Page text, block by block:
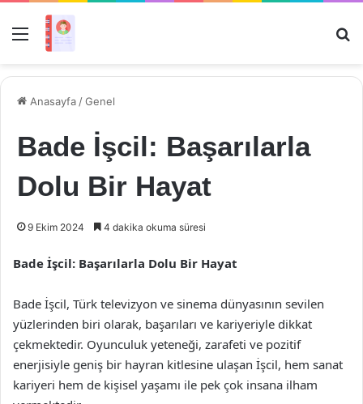
Menü
Anasayfa /Genel
Bade İşcil: Başarılarla
Dolu Bir Hayat
9 Ekim 2024 4 dakika okuma süresi
Bade İşcil: Başarılarla Dolu Bir Hayat
Bade İşcil, Türk televizyon ve sinema dünyasının sevilen
yüzlerinden biri olarak, başarıları ve kariyeriyle dikkat
çekmektedir. Oyunculuk yeteneği, zarafeti ve pozitif
enerjisiyle geniş bir hayran kitlesine ulaşan İşcil, hem sanat
kariyeri hem de kişisel yaşamı ile pek çok insana ilham